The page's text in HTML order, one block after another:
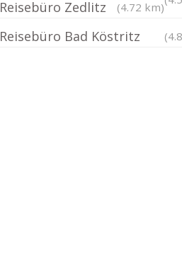
Reisebüro Zedlitz (4.72 km)
Reisebüro Bad Köstritz